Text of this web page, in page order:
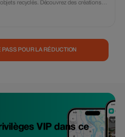
recyclés. Découvrez des créations
PASS POUR LA RÉDUCTION
VIP dans ce